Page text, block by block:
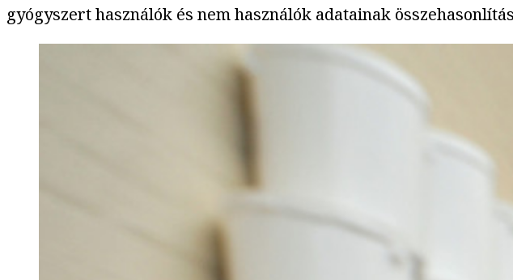
gyógyszert használók és nem használók adatainak